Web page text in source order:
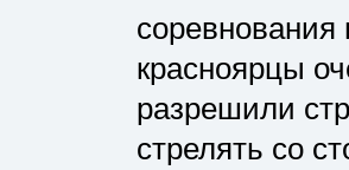
красноярцы
разрешили
стрелять со